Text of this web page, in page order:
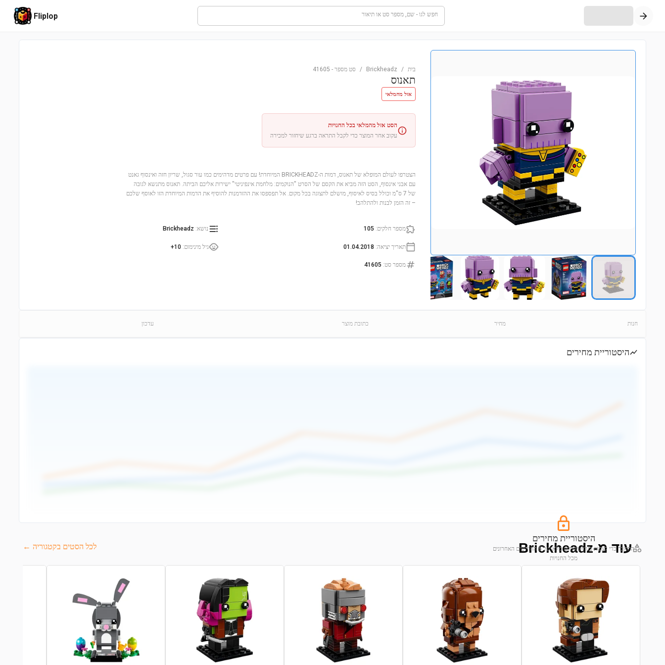
חפש לגו - שם, מספר סט או תיאור Fliplop
בית /
Brickheadz
/ סט מספר -
41605
תאנוס
אזל מהמלאי
הסט אזל מהמלאי בכל החנויות
עקוב אחר המוצר כדי לקבל התראה ברגע שיחזור למכירה
הצטרפו לעולם המופלא של תאנוס, דמות ה-BRICKHEADZ המיוחדת! עם פרטים מדהימים כמו עור סגול, שריון חזה ואינסוף גאנט
עם אבני אינסוף, הסט הזה מביא את הקסם של הסרט "הנוקמים: מלחמת אינפיניטי" ישירות אליכם הביתה. תאנוס מתנשא לגובה
של 7 ס"מ וכולל בסיס לאיסוף, מושלם לתצוגה בכל מקום. אל תפספסו את ההזדמנות להוסיף את הדמות המיוחדת הזו לאוסף שלכם
– זה הזמן לבנות ולהתלהב!
מספר חלקים:
105 נושא:
Brickheadz
תאריך יציאה:
01.04.2018 גיל מינימום:
10+
מספר סט:
41605
חנות מחיר כתובת מוצר עדכון
היסטוריית מחירים
היסטוריית מחירים
התחבר כדי לצפות בגרף מחירים מלא של 6 החודשים האחרונים
מכל החנויות
עוד מ-Brickheadz לכל הסטים בקטגוריה ←